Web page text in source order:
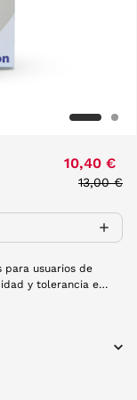
10,40 €
Price
13,00 €to
para usuarios de
y tolerancia en
30 monodosis